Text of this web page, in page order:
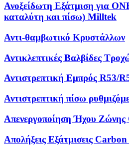
Ανοξείδωτη Εξάτμιση για
καταλύτη και πίσω) Milltek
Αντι-θαμβωτικό Κρυστάλλων
Αντικλεπτικές Βαλβίδες
Αντιστρεπτική Εμπρός R53/
Αντιστρεπτική πίσω
Απενεργοποίηση Ήχου Ζώνης
Απολήξεις Εξάτμισεις